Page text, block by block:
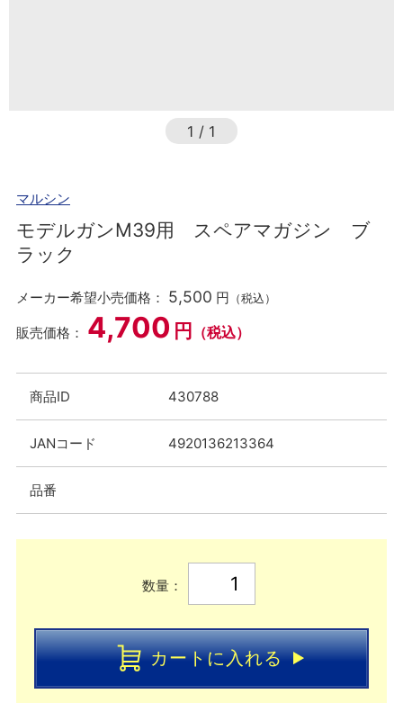
1 / 1
マルシン
モデルガンM39用 スペアマガジン ブ
ラック
メーカー希望小売価格： 5,500 円 （税込）
販売価格： 4,700 円 （税込）
商品ID 430788
JANコード 4920136213364
品番
数量：
カートに入れる